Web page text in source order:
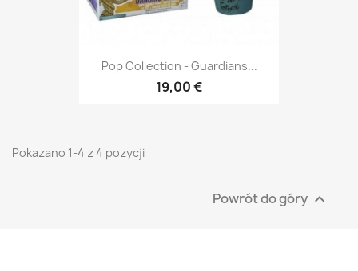
Pop Collection - Guardians...
19,00 €
Pokazano 1-4 z 4 pozycji
Powrót do góry 